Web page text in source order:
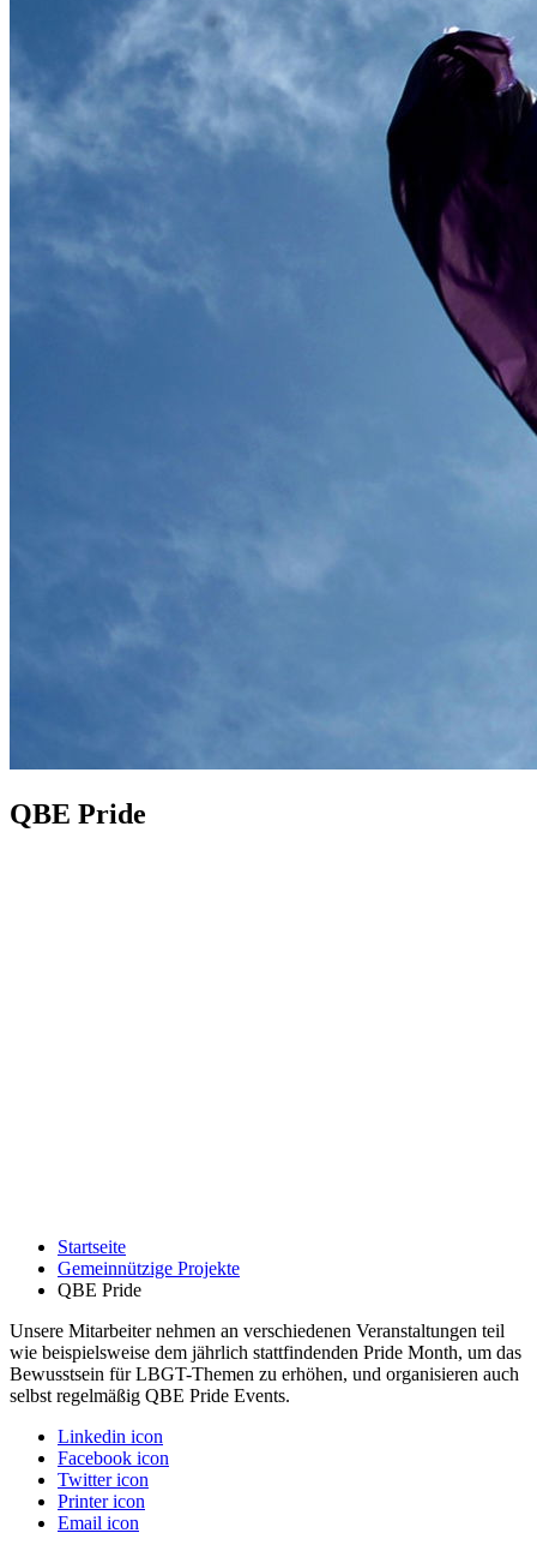
QBE Pride
Startseite
Gemeinnützige Projekte
QBE Pride
Unsere Mitarbeiter nehmen an verschiedenen Veranstaltungen teil
wie beispielsweise dem jährlich stattfindenden Pride Month, um das
Bewusstsein für LBGT-Themen zu erhöhen, und organisieren auch
selbst regelmäßig QBE Pride Events.
Linkedin icon
Facebook icon
Twitter icon
Printer icon
Email icon